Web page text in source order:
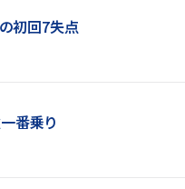
初回7失点
番乗り